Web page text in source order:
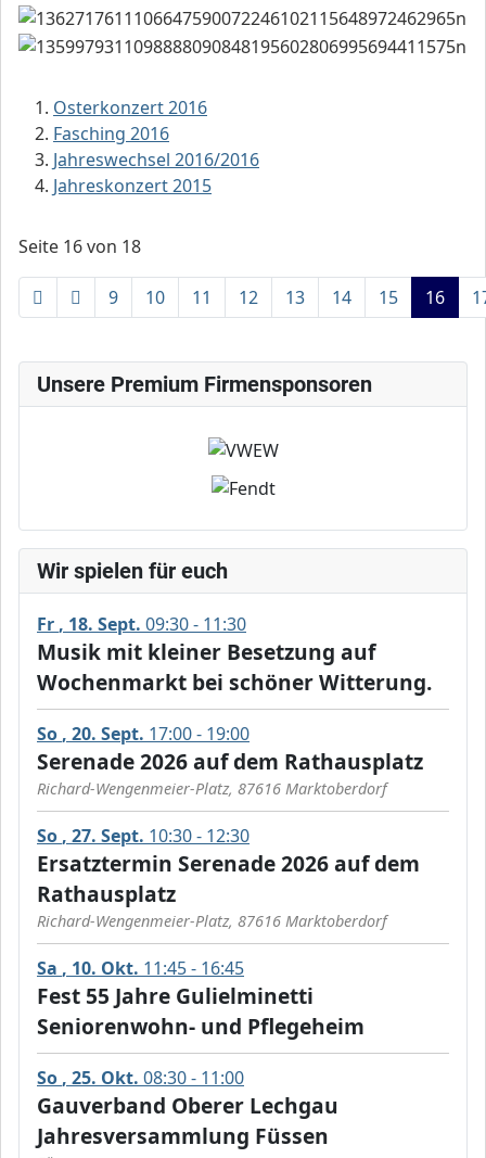
Osterkonzert 2016
Fasching 2016
Jahreswechsel 2016/2016
Jahreskonzert 2015
Seite 16 von 18
9 10 11 12 13 14 15 16
Unsere Premium Firmensponsoren
Wir spielen für euch
Fr 18 Sept. 09:30 - 11:30
Musik mit kleiner Besetzung auf
Wochenmarkt bei schöner Witterung.
So 20 Sept. 17:00 - 19:00
Serenade 2026 auf dem Rathausplatz
Richard-Wengenmeier-Platz, 87616 Marktoberdorf
So 27 Sept. 10:30 - 12:30
Ersatztermin Serenade 2026 auf dem
Rathausplatz
Richard-Wengenmeier-Platz, 87616 Marktoberdorf
Sa 10 Okt. 11:45 - 16:45
Fest 55 Jahre Gulielminetti
Seniorenwohn- und Pflegeheim
So 25 Okt. 08:30 - 11:00
Gauverband Oberer Lechgau
Jahresversammlung Füssen